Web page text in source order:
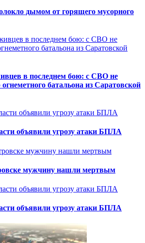
дымом от горящего мусорного
в последнем бою: с СВО не
батальона из Саратовской
объявили угрозу атаки БПЛА
мужчину нашли мертвым
объявили угрозу атаки БПЛА